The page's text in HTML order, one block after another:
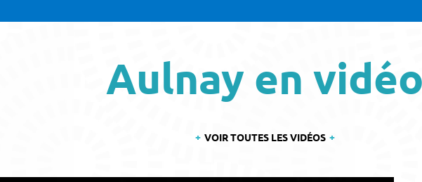
Aulnay en
VOIR TOUTES LES VIDÉOS